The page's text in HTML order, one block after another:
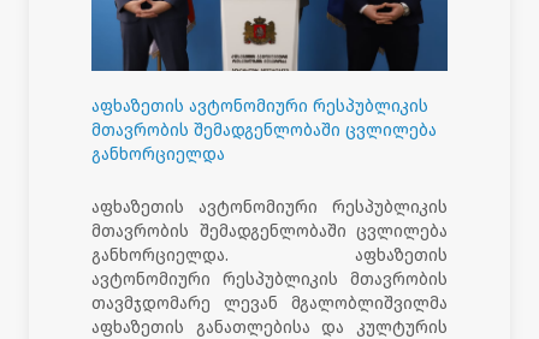
აფხაზეთის ავტონომიური რესპუბლიკის
მთავრობის შემადგენლობაში ცვლილება
განხორციელდა
აფხაზეთის ავტონომიური რესპუბლიკის
მთავრობის შემადგენლობაში ცვლილება
განხორციელდა. აფხაზეთის
ავტონომიური რესპუბლიკის მთავრობის
თავმჯდომარე ლევან მგალობლიშვილმა
აფხაზეთის განათლებისა და კულტურის